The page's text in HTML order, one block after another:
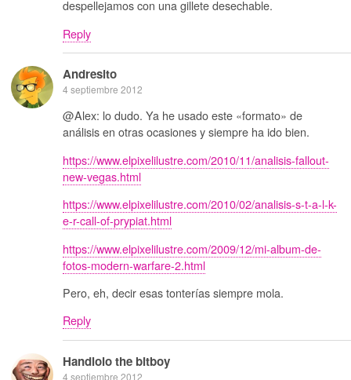
despellejamos con una gillete desechable.
Reply
Andresito
4 septiembre 2012
@Alex: lo dudo. Ya he usado este «formato» de
análisis en otras ocasiones y siempre ha ido bien.
https://www.elpixelilustre.com/2010/11/analisis-fallout-
new-vegas.html
https://www.elpixelilustre.com/2010/02/analisis-s-t-a-l-k-
e-r-call-of-prypiat.html
https://www.elpixelilustre.com/2009/12/mi-album-de-
fotos-modern-warfare-2.html
Pero, eh, decir esas tonterías siempre mola.
Reply
Handlolo the bitboy
4 septiembre 2012